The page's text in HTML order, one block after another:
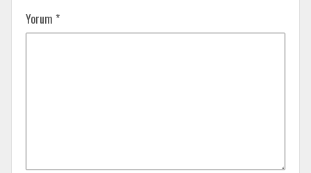
Yorum *